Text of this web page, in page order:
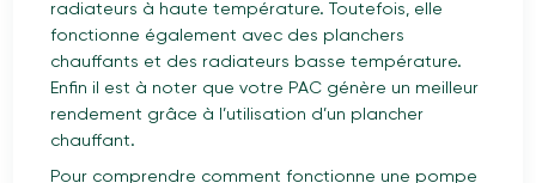
radiateurs à haute température. Toutefois, elle
fonctionne également avec des planchers
chauffants et des radiateurs basse température.
Enfin il est à noter que votre PAC génère un meilleur
rendement grâce à l’utilisation d’un plancher
chauffant.
Pour comprendre comment fonctionne une pompe